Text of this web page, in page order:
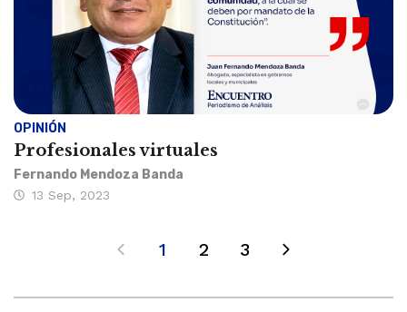
OPINIÓN
Profesionales virtuales
Fernando Mendoza Banda
13 Sep, 2023
1 2 3